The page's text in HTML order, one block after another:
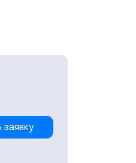
заявку